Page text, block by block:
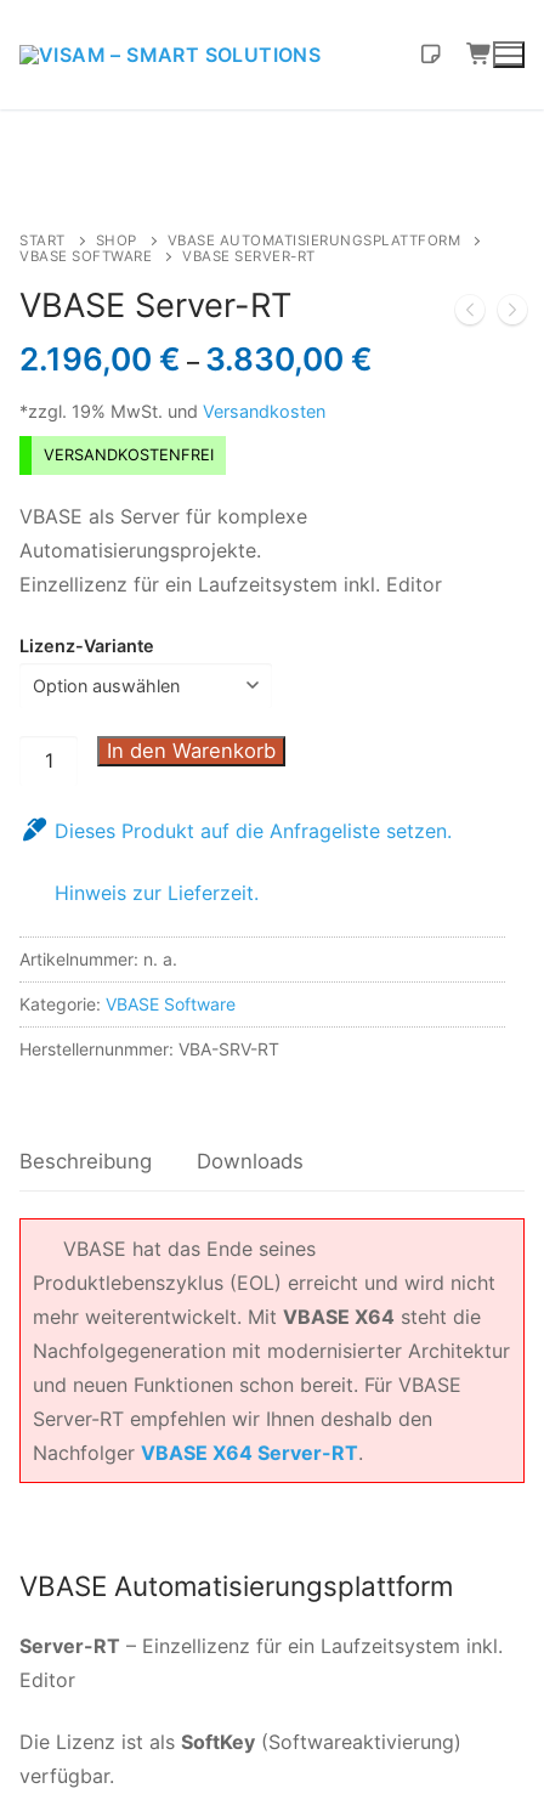
START SHOP
VBASE AUTOMATISIERUNGSPLATTFORM
VBASE SOFTWARE
VBASE SERVER-RT
VBASE Server-RT
2.196,00 € – 3.830,00 €
*zzgl. 19% MwSt. und Versandkosten
VERSANDKOSTENFREI
VBASE als Server für komplexe
Automatisierungsprojekte.
Einzellizenz für ein Laufzeitsystem inkl. Editor
Lizenz-Variante
In den Warenkorb
Dieses Produkt auf die Anfrageliste setzen.
Hinweis zur Lieferzeit.
Artikelnummer: n. a.
Kategorie: VBASE Software
Herstellernunmmer: VBA-SRV-RT
Beschreibung Downloads
VBASE hat das Ende seines
Produktlebenszyklus (EOL) erreicht und wird nicht
mehr weiterentwickelt. Mit VBASE X64 steht die
Nachfolgegeneration mit modernisierter Architektur
und neuen Funktionen schon bereit. Für VBASE
Server-RT empfehlen wir Ihnen deshalb den
Nachfolger VBASE X64 Server-RT.
VBASE Automatisierungsplattform
Server-RT – Einzellizenz für ein Laufzeitsystem inkl.
Editor
Die Lizenz ist als SoftKey (Softwareaktivierung)
verfügbar.